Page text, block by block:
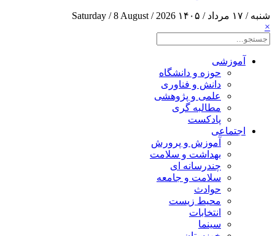
شنبه / ۱۷ مرداد / ۱۴۰۵
Saturday / 8 August / 2026
×
آموزشی
حوزه و دانشگاه
دانش و فناوری
علمی و پژوهشی
مطالبه گری
پادکست
اجتماعی
آموزش و پرورش
بهداشت و سلامت
چندرسانه ای
سلامت و جامعه
حوادث
محیط زیست
انتخابات
سینما